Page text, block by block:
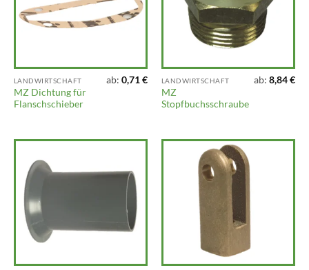
LANDWIRTSCHAFT
MZ Dichtung für
Flanschschieber
ab:0,71€ LANDWIRTSCHAFT
MZ
Stopfbuchsschraube
ab:8,84€